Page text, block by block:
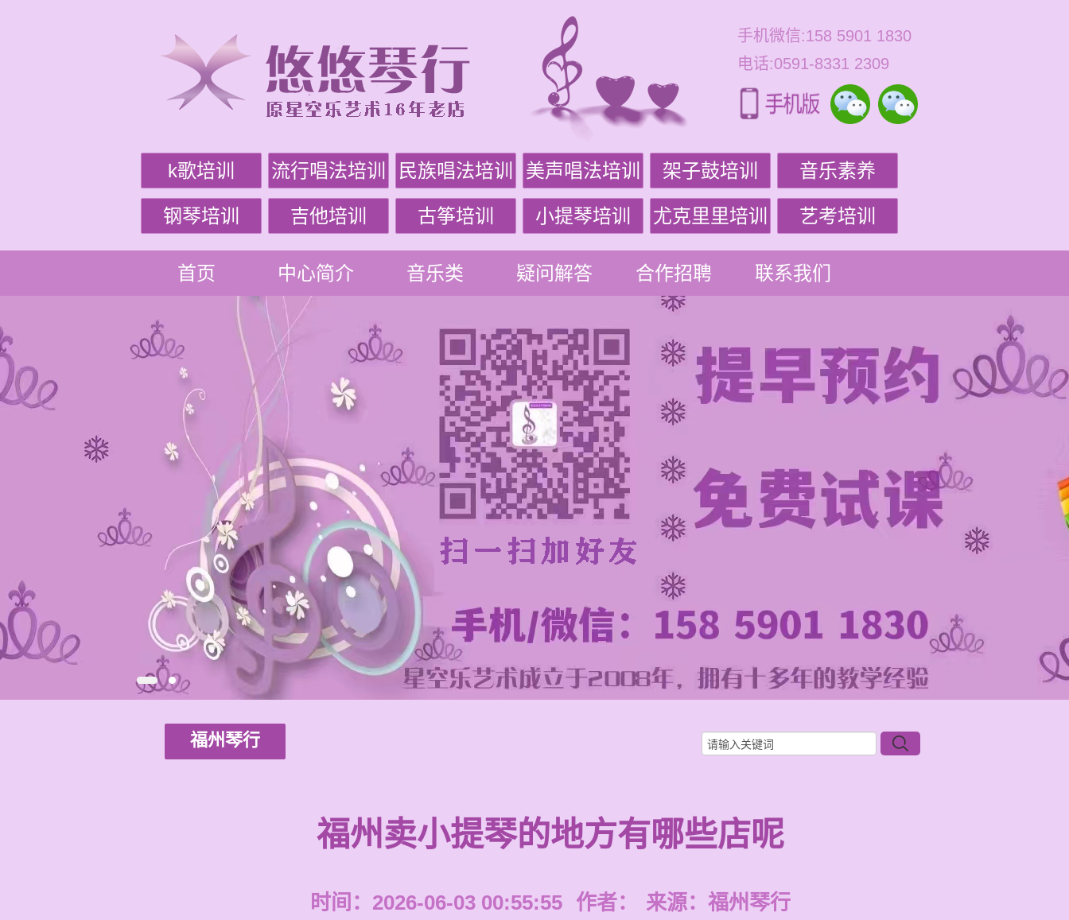
手机微信:158 5901 1830
电话:0591-8331 2309
k歌培训 流行唱法培训 民族唱法培训 美声唱法培训 架子鼓培训 音乐素养
钢琴培训 吉他培训 古筝培训 小提琴培训 尤克里里培训 艺考培训
首页 中心简介 音乐类 疑问解答 合作招聘 联系我们
福州琴行
福州卖小提琴的地方有哪些店呢
时间：2026-06-03 00:55:55 作者： 来源： 福州琴行